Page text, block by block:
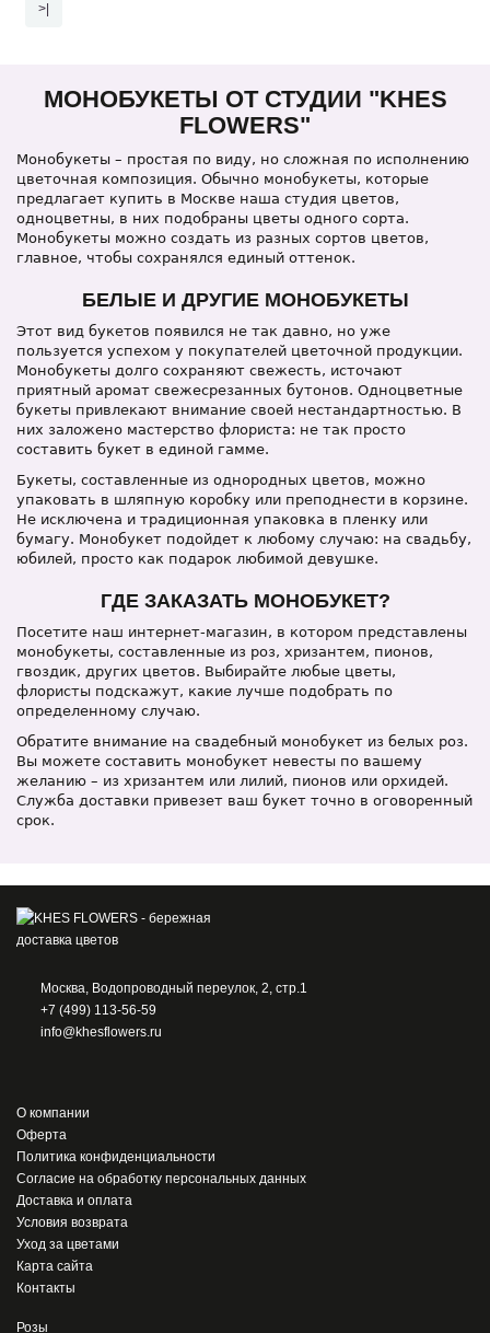
>|
МОНОБУКЕТЫ ОТ СТУДИИ "KHES
FLOWERS"
Монобукеты – простая по виду, но сложная по исполнению
цветочная композиция. Обычно монобукеты, которые
предлагает купить в Москве наша студия цветов,
одноцветны, в них подобраны цветы одного сорта.
Монобукеты можно создать из разных сортов цветов,
главное, чтобы сохранялся единый оттенок.
БЕЛЫЕ И ДРУГИЕ МОНОБУКЕТЫ
Этот вид букетов появился не так давно, но уже
пользуется успехом у покупателей цветочной продукции.
Монобукеты долго сохраняют свежесть, источают
приятный аромат свежесрезанных бутонов. Одноцветные
букеты привлекают внимание своей нестандартностью. В
них заложено мастерство флориста: не так просто
составить букет в единой гамме.
Букеты, составленные из однородных цветов, можно
упаковать в шляпную коробку или преподнести в корзине.
Не исключена и традиционная упаковка в пленку или
бумагу. Монобукет подойдет к любому случаю: на свадьбу,
юбилей, просто как подарок любимой девушке.
ГДЕ ЗАКАЗАТЬ МОНОБУКЕТ?
Посетите наш интернет-магазин, в котором представлены
монобукеты, составленные из роз, хризантем, пионов,
гвоздик, других цветов. Выбирайте любые цветы,
флористы подскажут, какие лучше подобрать по
определенному случаю.
Обратите внимание на свадебный монобукет из белых роз.
Вы можете составить монобукет невесты по вашему
желанию – из хризантем или лилий, пионов или орхидей.
Служба доставки привезет ваш букет точно в оговоренный
срок.
Москва, Водопроводный переулок, 2, стр.1
+7 (499) 113-56-59
info@khesflowers.ru
О компании
Оферта
Политика конфиденциальности
Согласие на обработку персональных данных
Доставка и оплата
Условия возврата
Уход за цветами
Карта сайта
Контакты
Розы